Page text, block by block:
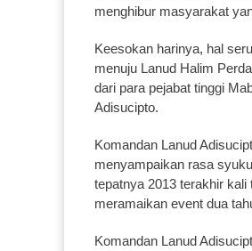
menghibur masyarakat
Keesokan harinya, hal
menuju Lanud Halim
dari para pejabat tinggi
Adisucipto.
Komandan Lanud
menyampaikan rasa
tepatnya 2013 terakhir
meramaikan event dua
Komandan Lanud